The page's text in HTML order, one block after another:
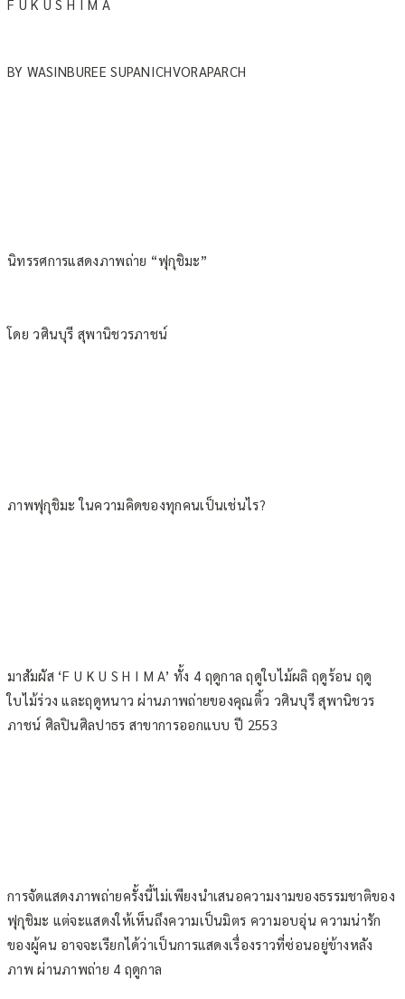
F U K U S H I M A
BY WASINBUREE SUPANICHVORAPARCH
นิทรรศการแสดงภาพถ่าย “ฟุกุชิมะ”
โดย วศินบุรี สุพานิชวรภาชน์
ภาพฟุกุชิมะ ในความคิดของทุกคนเป็นเช่นไร?
มาสัมผัส ‘F U K U S H I M A’ ทั้ง 4 ฤดูกาล ฤดูใบไม้ผลิ ฤดูร้อน ฤดู
ใบไม้ร่วง และฤดูหนาว ผ่านภาพถ่ายของคุณติ้ว วศินบุรี สุพานิชวร
ภาชน์ ศิลปินศิลปาธร สาขาการออกแบบ ปี 2553
การจัดแสดงภาพถ่ายครั้งนี้ไม่เพียงนำเสนอความงามของธรรมชาติของ
ฟุกุชิมะ แต่จะแสดงให้เห็นถึงความเป็นมิตร ความอบอุ่น ความน่ารัก
ของผู้คน อาจจะเรียกได้ว่าเป็นการแสดงเรื่องราวที่ซ่อนอยู่ข้างหลัง
ภาพ ผ่านภาพถ่าย 4 ฤดูกาล